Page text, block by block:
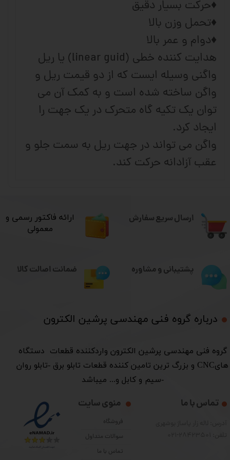
♦حرکت بسیار دقیق
♦تحمل وزن بالا
♦دوام و عمر بالا
هدایت کننده خطی (linear guid) یا ریل
واگنی وسیله ایست که از دو قیمت ریل و
واگن ساخته شده است و به کمک آن می
توان یک تکیه گاه متحرک در یک جهت را
ایجاد کرد.
واگن می تواند در جهت ریل به سمت جلو و
عقب آزادانه حرکت کند.
ارسال سریع سفارش
درباره گروه فنی مهندسی پرشین الکترون​​​​​​​
​گروه فنی مهندسی پرشین الکترون واردکننده قطعات دستگاه
هایCNC و بزرگ ترین تامین کننده قطعات تابلو برق -تابلو روان
-سیم و کابل و... میباشد
منوی سایت
فروشگاه
سوالات متداول
تماس با ما
تماس با ما
​ارائه فاکتور رسمی و
معمولی
پشتیبانی و مشاوره ضمانت اصالت کالا